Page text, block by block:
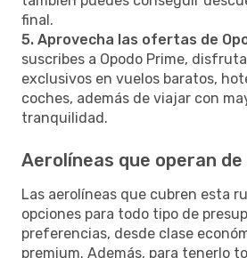
final.
5. Aprovecha las ofertas de
suscribes a Opodo Prime,
exclusivos en vuelos baratos,
coches, además de viajar con
tranquilidad.
Aerolíneas que operan
Las aerolíneas que cubren esta
opciones para todo tipo de
preferencias, desde clase
premium. Además, para tenerlo